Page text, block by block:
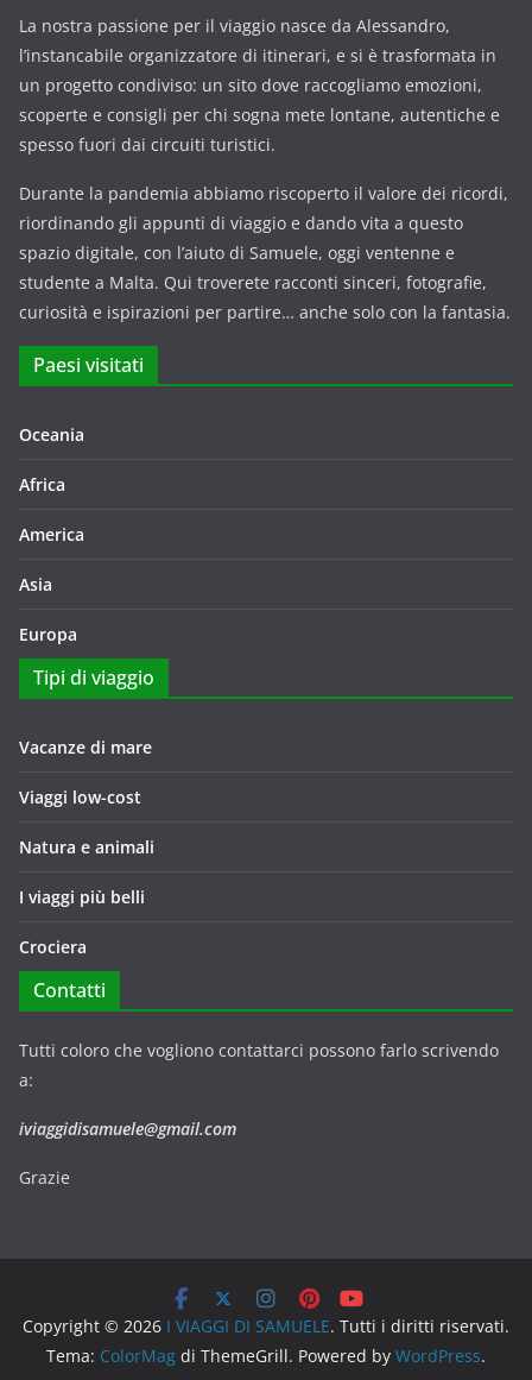
La nostra passione per il viaggio nasce da Alessandro,
l’instancabile organizzatore di itinerari, e si è trasformata in
un progetto condiviso: un sito dove raccogliamo emozioni,
scoperte e consigli per chi sogna mete lontane, autentiche e
spesso fuori dai circuiti turistici.
Durante la pandemia abbiamo riscoperto il valore dei ricordi,
riordinando gli appunti di viaggio e dando vita a questo
spazio digitale, con l’aiuto di Samuele, oggi ventenne e
studente a Malta. Qui troverete racconti sinceri, fotografie,
curiosità e ispirazioni per partire… anche solo con la fantasia.
Paesi visitati
Oceania
Africa
America
Asia
Europa
Tipi di viaggio
Vacanze di mare
Viaggi low-cost
Natura e animali
I viaggi più belli
Crociera
Contatti
Tutti coloro che vogliono contattarci possono farlo scrivendo
a:
iviaggidisamuele@gmail.com
Grazie
Copyright © 2026 I VIAGGI DI SAMUELE. Tutti i diritti riservati.
Tema: ColorMag di ThemeGrill. Powered by WordPress.